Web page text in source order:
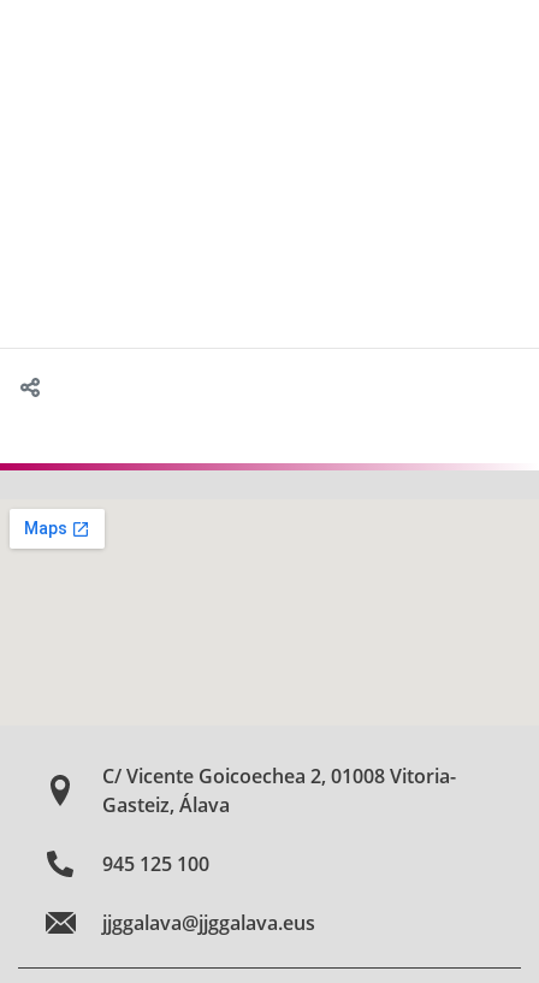
C/ Vicente Goicoechea 2, 01008 Vitoria-
Gasteiz, Álava
945 125 100
jjggalava@jjggalava.eus